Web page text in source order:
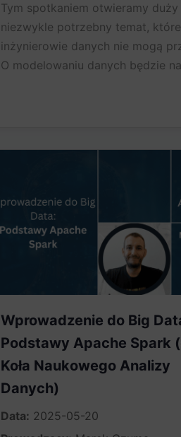
Tym spotkaniem otwieramy duży
niezwykle potrzebny temat,
inżynierowie danych nie mogą
O modelowaniu danych będzie
Wprowadzenie do Big
Podstawy Apache Spark
Koła Naukowego Analizy
Danych)
Data: 2025-05-20